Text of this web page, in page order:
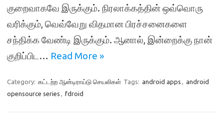
குறைவாகவே இருக்கும். நிரலாக்கத்தின் ஒவ்வொரு
வரிக்கும், வெவ்வேறு விதமான பிரச்சனைகளை
சந்திக்க வேண்டி இருக்கும். ஆனால், இன்றைக்கு நான்
குறிப்பிட… Read More »
Category: கட்டற்ற ஆன்டிராய்டு செயலிகள் Tags: android apps , android
opensource series , fdroid